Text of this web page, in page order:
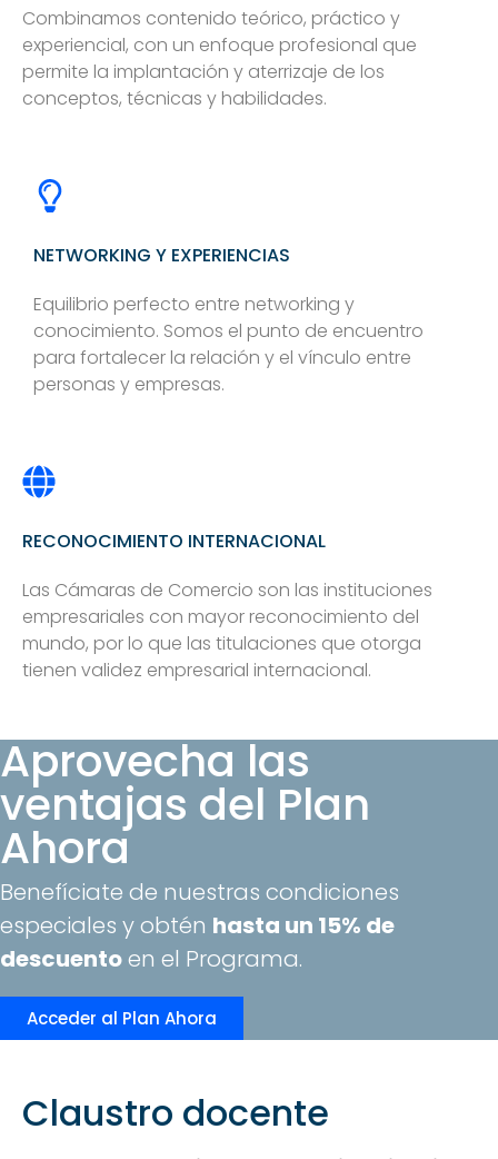
Combinamos contenido teórico, práctico y
experiencial, con un enfoque profesional que
permite la implantación y aterrizaje de los
conceptos, técnicas y habilidades.
NETWORKING Y EXPERIENCIAS
Equilibrio perfecto entre networking y
conocimiento. Somos el punto de encuentro
para fortalecer la relación y el vínculo entre
personas y empresas.
RECONOCIMIENTO INTERNACIONAL
Las Cámaras de Comercio son las instituciones
empresariales con mayor reconocimiento del
mundo, por lo que las titulaciones que otorga
tienen validez empresarial internacional.
Aprovecha las
ventajas del Plan
Ahora
Benefíciate de nuestras condiciones
especiales y obtén hasta un 15% de
descuentoen el Programa.
Acceder al Plan Ahora
Claustro docente